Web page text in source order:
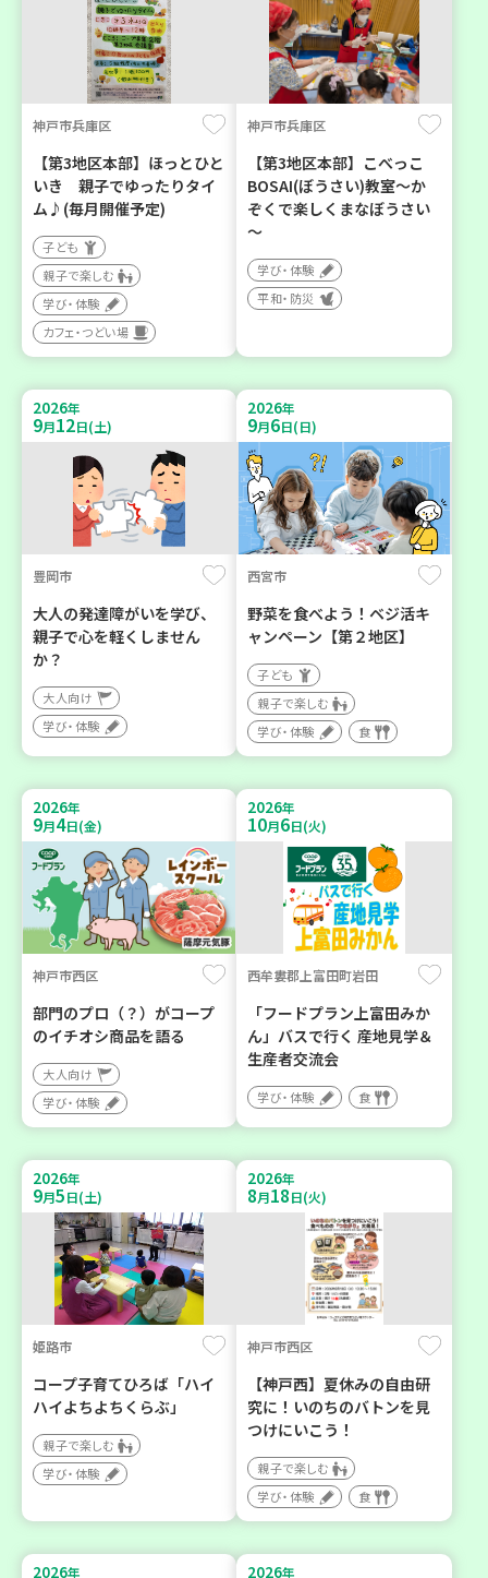
神戸市兵庫区
【第3地区本部】ほっとひと
いき 親子でゆったりタイ
ム♪(毎月開催予定)
子ども
親子で楽しむ
学び・体験
カフェ・つどい場
神戸市兵庫区
【第3地区本部】こべっこ
BOSAI(ぼうさい)教室～か
ぞくで楽しくまなぼうさい
～
学び・体験
平和・防災
2026年
9月12日(土)
豊岡市
大人の発達障がいを学び、
親子で心を軽くしません
か？
大人向け
学び・体験
2026年
9月6日(日)
西宮市
野菜を食べよう！ベジ活キ
ャンペーン【第２地区】
子ども
親子で楽しむ
学び・体験
食
2026年
9月4日(金)
神戸市西区
部門のプロ（？）がコープ
のイチオシ商品を語る
大人向け
学び・体験
2026年
10月6日(火)
西牟婁郡上富田町岩田
「フードプラン上富田みか
ん」バスで行く 産地見学＆
生産者交流会
学び・体験 食
2026年
9月5日(土)
姫路市
コープ子育てひろば「ハイ
ハイよちよちくらぶ」
親子で楽しむ
学び・体験
2026年
8月18日(火)
神戸市西区
【神戸西】夏休みの自由研
究に！いのちのバトンを見
つけにいこう！
親子で楽しむ
学び・体験
食
2026年 2026年